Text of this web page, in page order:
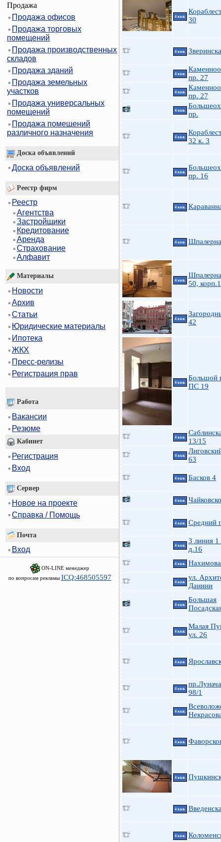
Продажа
Продажа офисов
Продажа торговых
помещений
Продажа производственных
складов
Продажа зданий
Продажа земельных
участков
Продажа универсальных
помещений
Продажа помещений
различного назначения
Доска объявлений
Доска объявлений
Реестр фирм
Реестр
Агентства
Застройщики
Кредитование
Аренда
Страхование
Алфавит
Материалы
Новости
Архив
Статьи
Юридические материалы
Ипотека
ЖКХ
Пресс-релизы
Регистрация прав
Работа
Вакансии
Резюме
Кабинет
Регистрация
Вход
Сервер
Новое на проекте
Справка / Помощь
Почта
Вход
ON-LINE менеджер
по вопросам рекламы ICQ:468505597
4 ккв.
30
4 ккв.
4 ккв.
пр. 27
4 ккв.
пр. 27
4 ккв.
пр.
4 ккв.
32 к. 3
4 ккв.
пр. 16
4 ккв.
4 ккв.
4 ккв.
50, корп.1
4 ккв.
42
4 ккв.
Большой
ПС 19
4 ккв.
13/15
4 ккв.
63
4 ккв. Басков 4
4 ккв.
4 ккв. Средний
4 ккв.
3 линия
д.16
4 ккв.
4 ккв.
ул.
Данини
4 ккв.
Большая
4 ккв.
Малая
ул. 26
4 ккв.
4 ккв.
98/1
4 ккв.
4 ккв.
4 ккв.
4 ккв.
4 ккв.